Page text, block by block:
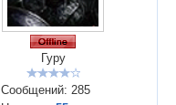
Гуру
Сообщений: 285